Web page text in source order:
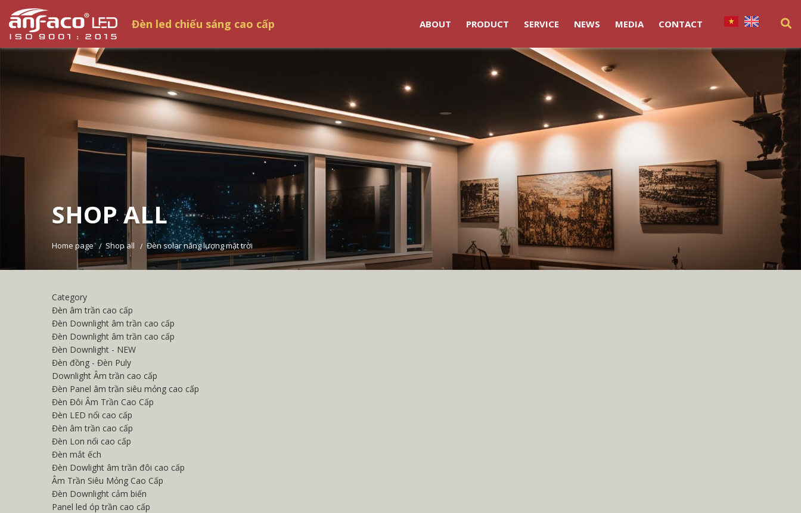
Đèn led chiếu sáng cao cấp ABOUT PRODUCT SERVICE NEWS MEDIA CONTACT
SHOP ALL
home page shop all đèn solar năng lượng mặt trời
Category
Đèn âm trần cao cấp
Đèn Downlight âm trần cao cấp
Đèn Downlight âm trần cao cấp
Đèn Downlight - NEW
Đèn đồng - Đèn Puly
Downlight Âm trần cao cấp
Đèn Panel âm trần siêu mỏng cao cấp
Đèn Đôi Âm Trần Cao Cấp
Đèn LED nổi cao cấp
Đèn âm trần cao cấp
Đèn Lon nổi cao cấp
Đèn mắt ếch
Đèn Dowlight âm trần đôi cao cấp
Âm Trần Siêu Mỏng Cao Cấp
Đèn Downlight cảm biến
Panel led óp trần cao cấp